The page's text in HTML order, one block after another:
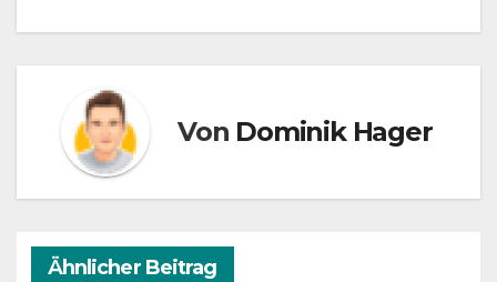
Von Dominik Hager
Ähnlicher Beitrag